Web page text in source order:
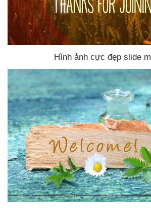
Hình ảnh cực đẹp slide